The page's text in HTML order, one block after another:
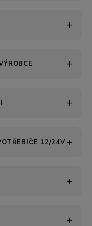
12/24V